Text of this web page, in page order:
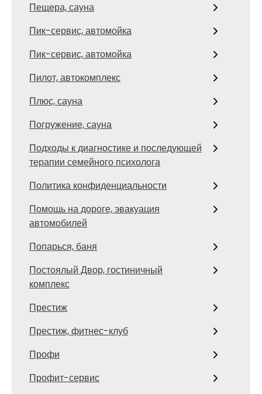
Пещера, сауна
Пик-сервис, автомойка
Пик-сервис, автомойка
Пилот, автокомплекс
Плюс, сауна
Погружение, сауна
Подходы к диагностике и последующей
терапии семейного психолога
Политика конфиденциальности
Помощь на дороге, эвакуация
автомобилей
Попарься, баня
Постоялый Двор, гостиничный
комплекс
Престиж
Престиж, фитнес-клуб
Профи
Профит-сервис